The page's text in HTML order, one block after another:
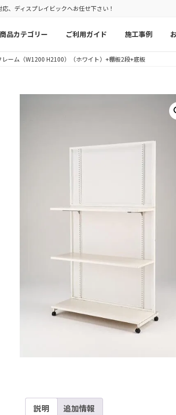
、ディスプレイビックへお任せ下さい！
商品カテゴリー ご利用ガイド 施工事例
レーム（W1200 H2100）（ホワイト）+棚板2段+底板
説明 追加情報